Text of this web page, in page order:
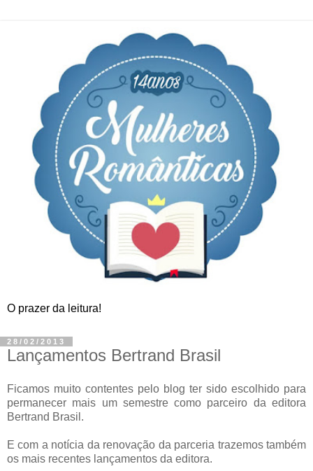
O prazer da leitura!
28/02/2013
Lançamentos Bertrand Brasil
Ficamos muito contentes pelo blog ter sido escolhido para
permanecer mais um semestre como parceiro da editora
Bertrand Brasil.
E com a notícia da renovação da parceria trazemos também
os mais recentes lançamentos da editora.